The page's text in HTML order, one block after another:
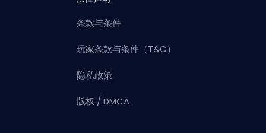
条款与条件
玩家条款与条件（T&C）
隐私政策
版权 / DMCA